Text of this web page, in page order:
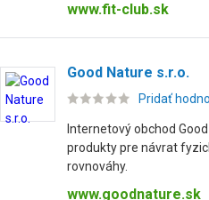
www.fit-club.sk
Good Nature s.r.o.
Pridať
Internetový obchod
produkty pre návrat
rovnováhy.
www.goodnature.sk